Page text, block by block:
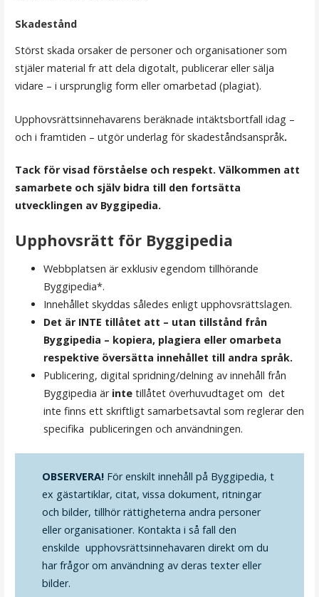
Skadestånd
Störst skada orsaker de personer och organisationer som
stjäler material fr att dela digotalt, publicerar eller sälja
vidare – i ursprunglig form eller omarbetad (plagiat).
Upphovsrättsinnehavarens beräknade intäktsbortfall idag –
och i framtiden – utgör underlag för skadeståndsanspråk.
Tack för visad förståelse och respekt. Välkommen att
samarbete och själv bidra till den fortsätta
utvecklingen av Byggipedia.
Upphovsrätt för Byggipedia
Webbplatsen är exklusiv egendom tillhörande
Byggipedia*.
Innehållet skyddas således enligt upphovsrättslagen.
Det är INTE tillåtet att – utan tillstånd från
Byggipedia – kopiera, plagiera eller omarbeta
respektive översätta innehållet till andra språk.
Publicering, digital spridning/delning av innehåll från
Byggipedia är intetillåtet överhuvudtaget om det
inte finns ett skriftligt samarbetsavtal som reglerar den
specifika publiceringen och användningen.
OBSERVERA!För enskilt innehåll på Byggipedia, t
ex gästartiklar, citat, vissa dokument, ritningar
och bilder, tillhör rättigheterna andra personer
eller organisationer. Kontakta i så fall den
enskilde upphovsrättsinnehavaren direkt om du
har frågor om användning av deras texter eller
bilder.